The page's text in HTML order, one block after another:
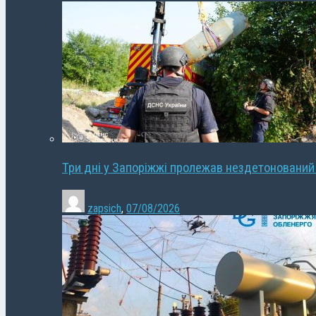
Три дні у Запоріжжі пролежав
zapsich, 07/08/2026